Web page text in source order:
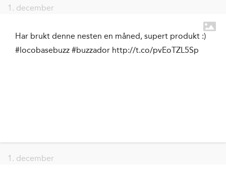
1. december
Har brukt denne nesten en måned, supert produkt :)
#locobasebuzz #buzzador http://t.co/pvEoTZL5Sp
1. december